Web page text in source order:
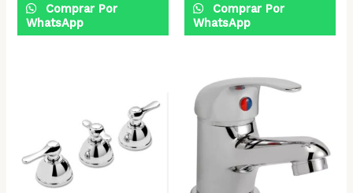
Comprar Por
WhatsApp
Comprar Por
WhatsApp